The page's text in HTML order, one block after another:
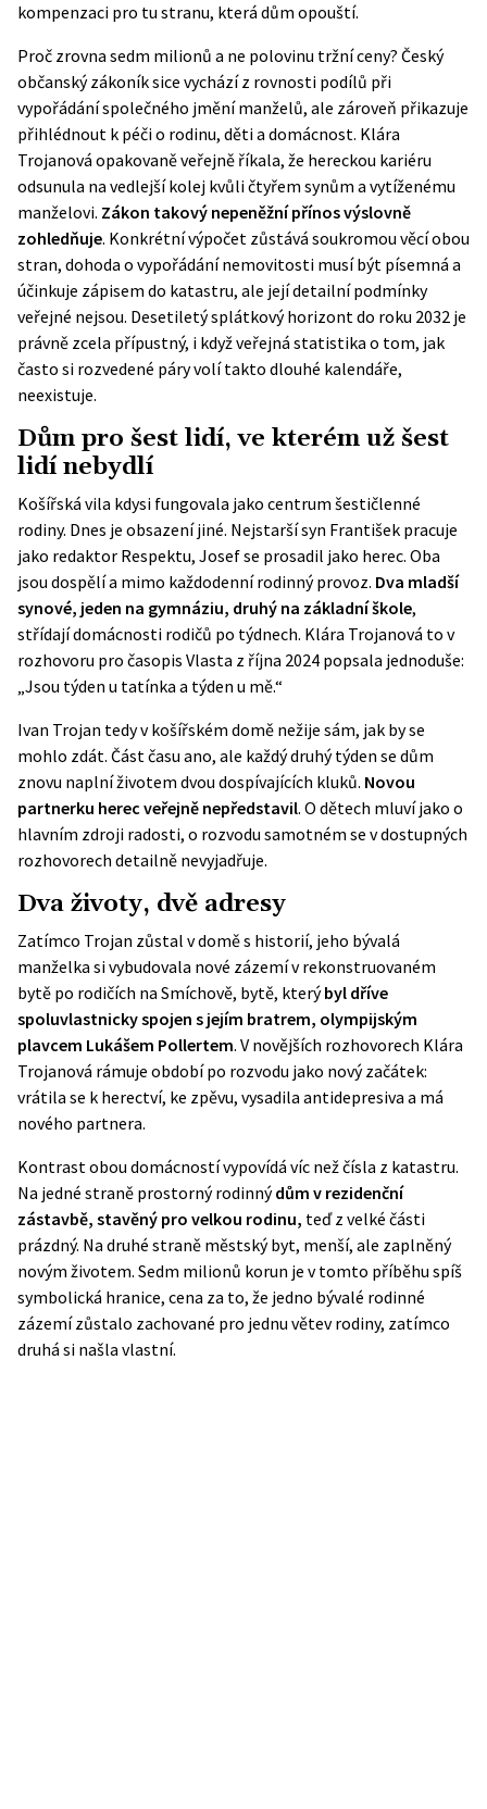
kompenzaci pro tu stranu, která dům opouští.
Proč zrovna sedm milionů a ne polovinu tržní ceny? Český
občanský zákoník sice vychází z rovnosti podílů při
vypořádání společného jmění manželů, ale zároveň přikazuje
přihlédnout k péči o rodinu, děti a domácnost. Klára
Trojanová opakovaně veřejně říkala, že hereckou kariéru
odsunula na vedlejší kolej kvůli čtyřem synům a vytíženému
manželovi. Zákon takový nepeněžní přínos výslovně
zohledňuje. Konkrétní výpočet zůstává soukromou věcí obou
stran, dohoda o vypořádání nemovitosti musí být písemná a
účinkuje zápisem do katastru, ale její detailní podmínky
veřejné nejsou. Desetiletý splátkový horizont do roku 2032 je
právně zcela přípustný, i když veřejná statistika o tom, jak
často si rozvedené páry volí takto dlouhé kalendáře,
neexistuje.
Dům pro šest lidí, ve kterém už šest
lidí nebydlí
Košířská vila kdysi fungovala jako centrum šestičlenné
rodiny. Dnes je obsazení jiné. Nejstarší syn František pracuje
jako redaktor Respektu, Josef se prosadil jako herec. Oba
jsou dospělí a mimo každodenní rodinný provoz. Dva mladší
synové, jeden na gymnáziu, druhý na základní škole,
střídají domácnosti rodičů po týdnech. Klára Trojanová to v
rozhovoru pro časopis Vlasta z října 2024 popsala jednoduše:
„Jsou týden u tatínka a týden u mě.“
Ivan Trojan tedy v košířském domě nežije sám, jak by se
mohlo zdát. Část času ano, ale každý druhý týden se dům
znovu naplní životem dvou dospívajících kluků. Novou
partnerku herec veřejně nepředstavil. O dětech mluví jako o
hlavním zdroji radosti, o rozvodu samotném se v dostupných
rozhovorech detailně nevyjadřuje.
Dva životy, dvě adresy
Zatímco Trojan zůstal v domě s historií, jeho bývalá
manželka si vybudovala nové zázemí v rekonstruovaném
bytě po rodičích na Smíchově, bytě, kterýbyl dříve
spoluvlastnicky spojen s jejím bratrem, olympijským
plavcem Lukášem Pollertem. V novějších rozhovorech Klára
Trojanová rámuje období po rozvodu jako nový začátek:
vrátila se k herectví, ke zpěvu, vysadila antidepresiva a má
nového partnera.
Kontrast obou domácností vypovídá víc než čísla z katastru.
Na jedné straně prostorný rodinnýdům v rezidenční
zástavbě, stavěný pro velkou rodinu, teď z velké části
prázdný. Na druhé straně městský byt, menší, ale zaplněný
novým životem. Sedm milionů korun je v tomto příběhu spíš
symbolická hranice, cena za to, že jedno bývalé rodinné
zázemí zůstalo zachované pro jednu větev rodiny, zatímco
druhá si našla vlastní.